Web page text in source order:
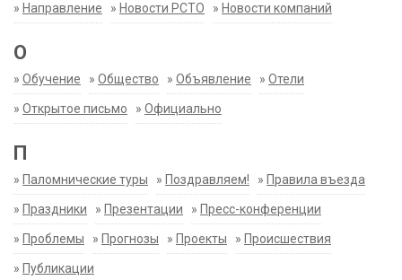
» Направление » Новости РСТО » Новости компаний
О
» Обучение » Общество » Объявление » Отели
» Открытое письмо » Официально
П
» Паломнические туры » Поздравляем! » Правила въезда
» Праздники » Презентации » Пресс-конференции
» Проблемы » Прогнозы » Проекты » Происшествия
» Публикации